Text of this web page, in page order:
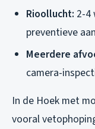
Rioollucht: 2-4
preventieve
Meerdere
camera-
In de Hoek met
vooral